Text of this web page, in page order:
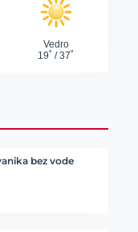
bez vode